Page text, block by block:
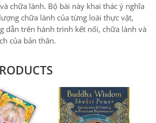
chữa lành. Bộ bài này khai thác ý nghĩa
chữa lành của từng loài thực vật,
dẫn trên hành trình kết nối, chữa lành và
của bản thân.